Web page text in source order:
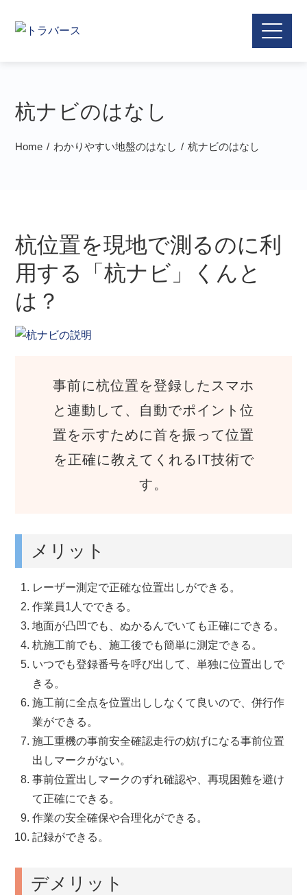
杭ナビのはなし
Home わかりやすい地盤のはなし 杭ナビのはなし
杭位置を現地で測るのに利
用する「杭ナビ」くんと
は？
事前に杭位置を登録したスマホ
と連動して、自動でポイント位
置を示すために首を振って位置
を正確に教えてくれるIT技術で
す。
メリット
レーザー測定で正確な位置出しができる。
作業員1人でできる。
地面が凸凹でも、ぬかるんでいても正確にできる。
杭施工前でも、施工後でも簡単に測定できる。
いつでも登録番号を呼び出して、単独に位置出しで
きる。
施工前に全点を位置出ししなくて良いので、併行作
業ができる。
施工重機の事前安全確認走行の妨げになる事前位置
出しマークがない。
事前位置出しマークのずれ確認や、再現困難を避け
て正確にできる。
作業の安全確保や合理化ができる。
記録ができる。
デメリット